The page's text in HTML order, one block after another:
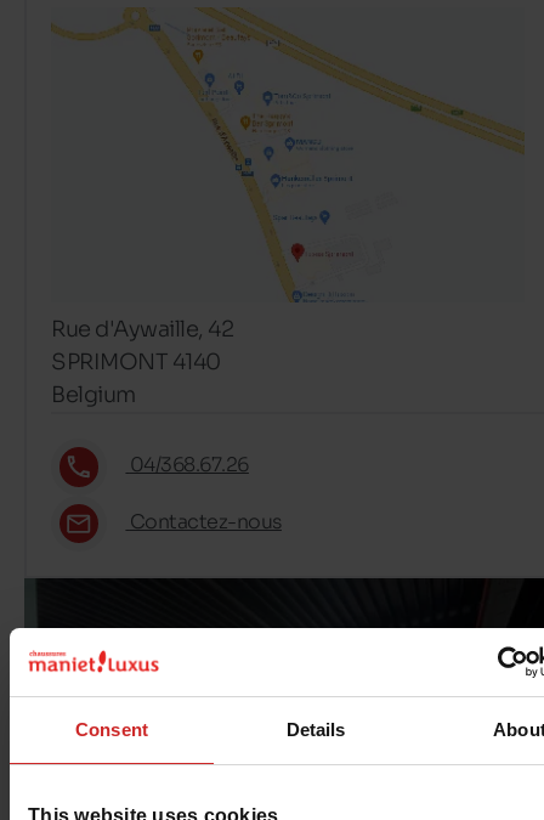
Consent Details
This website uses cookies
Rue d'Aywaille, 42
SPRIMONT 4140
Belgium
04/368.67.26
Contactez-nous